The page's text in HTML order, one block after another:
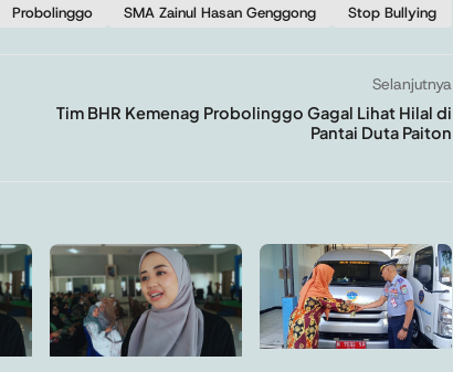
Probolinggo SMA Zainul Hasan Genggong Stop Bullying
Selanjutnya
Tim BHR Kemenag Probolinggo Gagal Lihat Hilal di
Pantai Duta Paiton